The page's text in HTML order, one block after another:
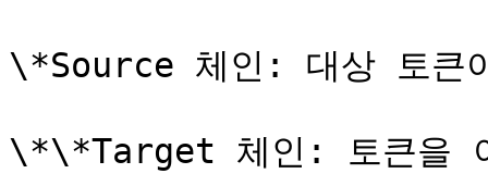
\*Source 체인: 대상 토큰
\*\*Target 체인: 토큰을 이